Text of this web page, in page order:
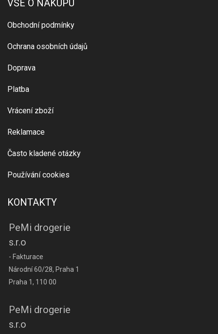
VŠE O NÁKUPU
Obchodní podmínky
Ochrana osobních údajů
Doprava
Platba
Vrácení zboží
Reklamace
Často kladené otázky
Používání cookies
KONTAKTY
PeMi drogerie
s.r.o
- Fakturace
Národní 60/28, Praha 1
Praha 1, 110 00
PeMi drogerie
s.r.o